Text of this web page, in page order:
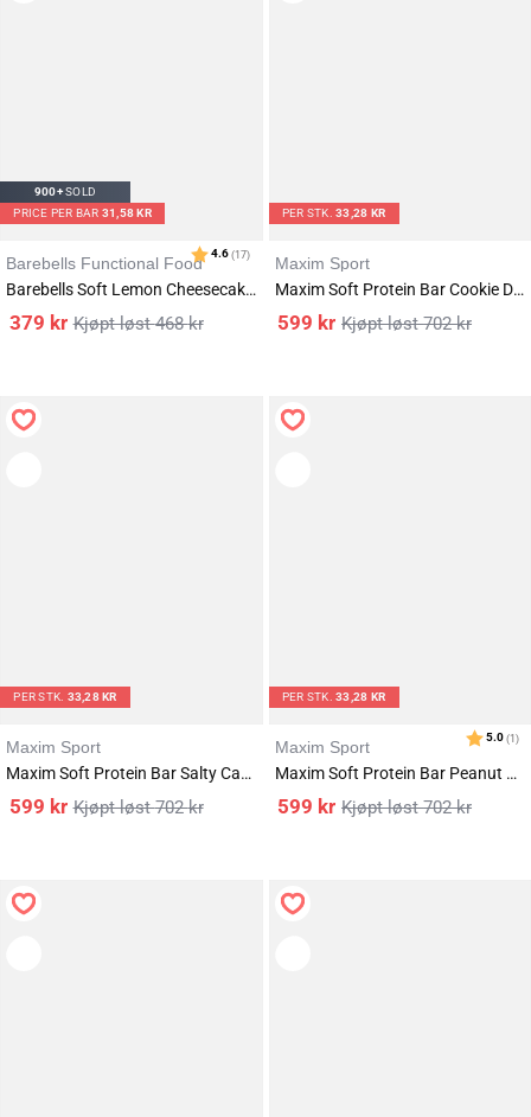
900+SOLD
PRICE PER BAR 31,58 KR
Barebells Functional Food
Barebells Soft Lemon Cheesecake 12x55g
468kr
379 kr
PER STK.33,28 KR
Maxim Sport
Maxim Soft Protein Bar Cookie Dough 18x55g
702kr
599 kr
PER STK. 33,28 KR
Maxim Sport
Maxim Soft Protein Bar Salty Caramel 18x55g
702kr
599 kr
PER STK.33,28 KR
Maxim Sport
Maxim Soft Protein Bar Peanut Caramel 18x55g
702kr
599 kr